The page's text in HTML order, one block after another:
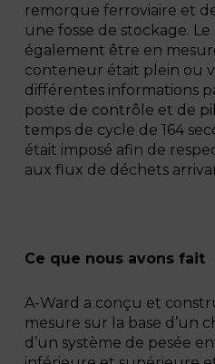
remorque ferroviaire et
une fosse de stockage.
également être en
conteneur était plein ou
différentes informations
poste de contrôle et de
temps de cycle de 164
était imposé afin de
aux flux de déchets
Ce que nous avons fait
A-Ward a conçu et
mesure sur la base d’un
d’un système de pesée